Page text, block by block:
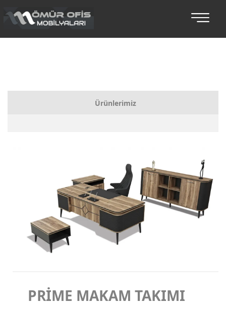
Ürünlerimiz
Toplantı Masaları
Oturma Grupları
Koltuk Takımları
Makam Koltukları
PRİME MAKAM TAKIMI